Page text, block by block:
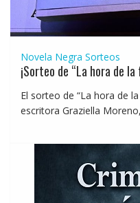
Novela Negra Sorteos
¡Sorteo de “La hora de
El sorteo de “La hora de
escritora Graziella